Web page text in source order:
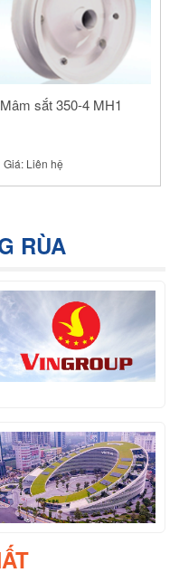
Mâm sắt 350-4 MH1
Giá: Liên hệ
RÙA